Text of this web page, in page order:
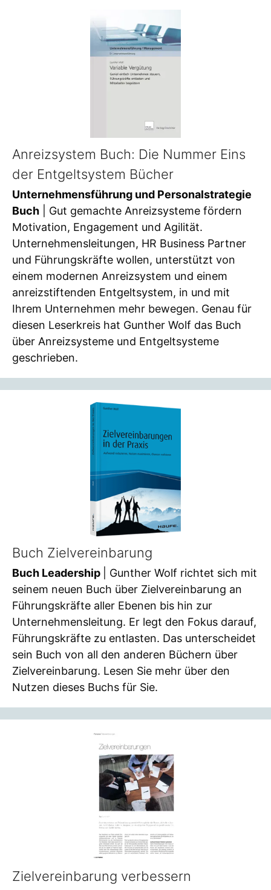
Anreizsystem Buch: Die Nummer Eins
der Entgeltsystem Bücher
Unternehmensführung und Personalstrategie
Buch | Gut gemachte Anreizsysteme fördern
Motivation, Engagement und Agilität.
Unternehmensleitungen, HR Business Partner
und Führungskräfte wollen, unterstützt von
einem modernen Anreizsystem und einem
anreizstiftenden Entgeltsystem, in und mit
Ihrem Unternehmen mehr bewegen. Genau für
diesen Leserkreis hat Gunther Wolf das Buch
über Anreizsysteme und Entgeltsysteme
geschrieben.
Buch Zielvereinbarung
Buch Leadership
| Gunther Wolf richtet sich mit
seinem neuen Buch über Zielvereinbarung an
Führungskräfte aller Ebenen bis hin zur
Unternehmensleitung. Er legt den Fokus darauf,
Führungskräfte zu entlasten. Das unterscheidet
sein Buch von all den anderen Büchern über
Zielvereinbarung. Lesen Sie mehr über den
Nutzen dieses Buchs für Sie.
Zielvereinbarung verbessern